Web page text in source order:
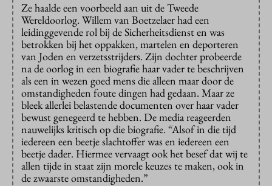
Ze haalde een voorbeeld aan uit de Tweede
Wereldoorlog. Willem van Boetzelaer had een
leidinggevende rol bij de Sicherheitsdienst en was
betrokken bij het oppakken, martelen en deporteren
van Joden en verzetsstrijders. Zijn dochter probeerde
na de oorlog in een biografie haar vader te beschrijven
als een in wezen goed mens die alleen maar door de
omstandigheden foute dingen had gedaan. Maar ze
bleek allerlei belastende documenten over haar vader
bewust genegeerd te hebben. De media reageerden
nauwelijks kritisch op die biografie. “Alsof in die tijd
iedereen een beetje slachtoffer was en iedereen een
beetje dader. Hiermee vervaagt ook het besef dat wij te
allen tijde in staat zijn morele keuzes te maken, ook in
de zwaarste omstandigheden.”